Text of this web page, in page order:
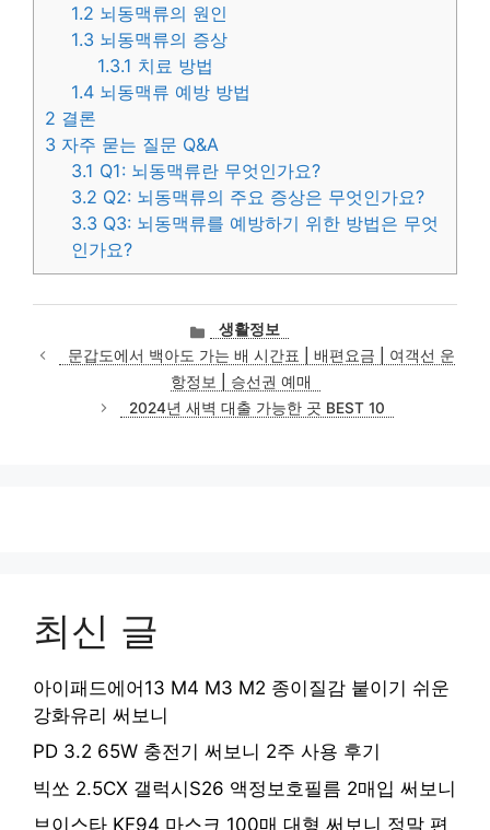
1.2 뇌동맥류의 원인
1.3 뇌동맥류의 증상
1.3.1 치료 방법
1.4 뇌동맥류 예방 방법
2 결론
3 자주 묻는 질문 Q&A
3.1 Q1: 뇌동맥류란 무엇인가요?
3.2 Q2: 뇌동맥류의 주요 증상은 무엇인가요?
3.3 Q3: 뇌동맥류를 예방하기 위한 방법은 무엇
인가요?
카
테
고
리
생활정보
문갑도에서 백아도 가는 배 시간표 | 배편요금 | 여객선 운
항정보 | 승선권 예매
2024년 새벽 대출 가능한 곳 BEST 10
최신 글
아이패드에어13 M4 M3 M2 종이질감 붙이기 쉬운
강화유리 써보니
PD 3.2 65W 충전기 써보니 2주 사용 후기
빅쏘 2.5CX 갤럭시S26 액정보호필름 2매입 써보니
브이스타 KF94 마스크 100매 대형 써보니 정말 편